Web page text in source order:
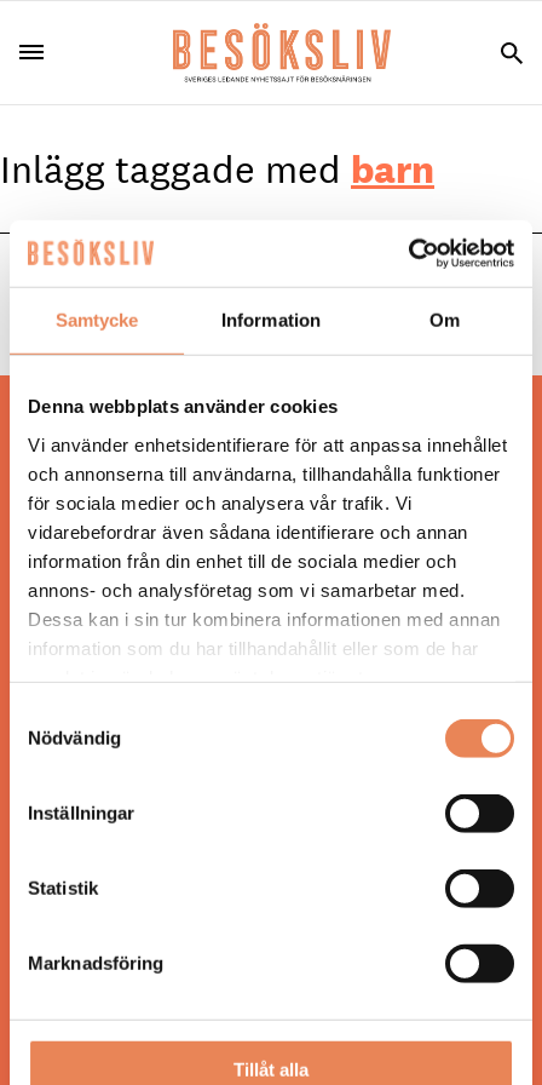
Samtycke Information Om
Denna webbplats använder cookies
Vi använder enhetsidentifierare för att anpassa innehållet
och annonserna till användarna, tillhandahålla funktioner
för sociala medier och analysera vår trafik. Vi
vidarebefordrar även sådana identifierare och annan
information från din enhet till de sociala medier och
annons- och analysföretag som vi samarbetar med.
Dessa kan i sin tur kombinera informationen med annan
information som du har tillhandahållit eller som de har
Nödvändig
Inställningar
Statistik
Marknadsföring
Tillåt alla
Inlägg taggade med barn
NYHETER | 10 maj 2024
Brunch med barnvakt i skybaren
nyheter och snackisar inom besöksnäringen.
Besöksliv i sin tryckta form är ett affärsmagasin
för ägare och ledare inom besöksnäringen.
Tidningen ges ut avVisita.
ANSVARIG UTGIVARE
Jonas Siljhammar
Allt material på besoksliv.se är skyddat enligt
118 23 Stockholm